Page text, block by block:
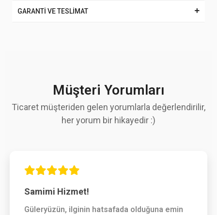
GARANTİ VE TESLİMAT
Müşteri Yorumları
Ticaret müşteriden gelen yorumlarla değerlendirilir,
her yorum bir hikayedir :)
Samimi Hizmet!
Güleryüzün, ilginin hatsafada olduğuna emin